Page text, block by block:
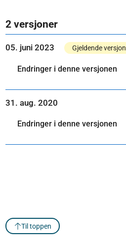
2 versjoner
05. juni 2023 Gjeldende versjon
Endringer i denne versjonen
31. aug. 2020
Endringer i denne versjonen
Til toppen